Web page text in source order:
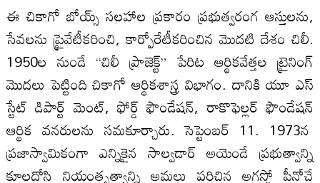
ఈ చికాగో బోయ్స్ సలహాల ప్రకారం ప్రభుత్వరంగ ఆస్తులను,
సేవలను ప్రైవేటీకరించి, కార్పోరేటీకరించిన మొదటి దేశం చిలీ.
1950ల నుండే “చిలీ ప్రాజెక్ట్” పేరిట ఆర్థికవేత్తల ట్రైనింగ్
మొదలు పెట్టింది చికాగో ఆర్థికశాస్త్ర విభాగం. దానికి యూ ఎస్
స్టేట్ డిపార్ట్ మెంట్, ఫోర్డ్ ఫౌండేషన్, రాకొఫెల్లర్ ఫౌండేషన్
ఆర్థిక వనరులను సమకూర్చారు. సెప్టెంబర్ 11. 1973న
ప్రజాస్వామికంగా ఎన్నికైన సాల్వడార్ అయెండే ప్రభుత్వాన్ని
కూలదోసి నియంతృత్వాన్ని అమలు పరిచిన అగస్టో పీనోచే